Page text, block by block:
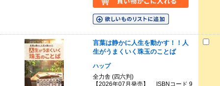
言葉は静かに人生を動かす！！人
生がうまくいく珠玉のことば
ハップ
全力舎 (四六判)
【2026年07月発売】 ISBNコード 9